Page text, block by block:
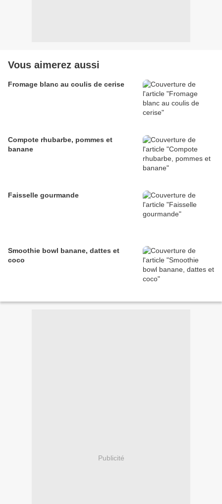
Vous aimerez aussi
Fromage blanc au coulis de cerise
Compote rhubarbe, pommes et
banane
Faisselle gourmande
Smoothie bowl banane, dattes et
coco
Publicité